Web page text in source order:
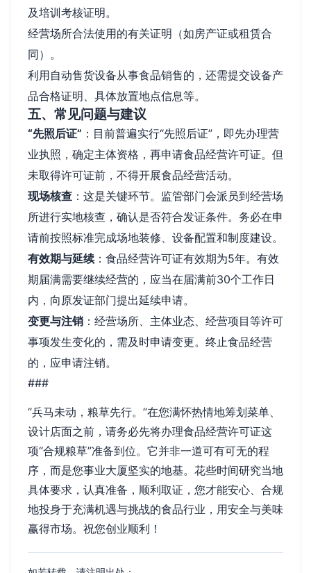
及培训考核证明。
经营场所合法使用的有关证明（如房产证或租赁合
同）。
利用自动售货设备从事食品销售的，还需提交设备产
品合格证明、具体放置地点信息等。
五、常见问题与建议
“先照后证” ：目前普遍实行“先照后证”，即先办理营
业执照，确定主体资格，再申请食品经营许可证。但
未取得许可证前，不得开展食品经营活动。
现场核查 ：这是关键环节。监管部门会派员到经营场
所进行实地核查，确认是否符合发证条件。务必在申
请前按照标准完成场地装修、设备配置和制度建设。
有效期与延续：食品经营许可证有效期为5年。有效
期届满需要继续经营的，应当在届满前30个工作日
内，向原发证部门提出延续申请。
变更与注销 ：经营场所、主体业态、经营项目等许可
事项发生变化的，需及时申请变更。终止食品经营
的，应申请注销。
###
“兵马未动，粮草先行。”在您满怀热情地筹划菜单、
设计店面之前，请务必先将办理食品经营许可证这
项“合规粮草”准备到位。它并非一道可有可无的程
序，而是您事业大厦坚实的地基。花些时间研究当地
具体要求，认真准备，顺利取证，您才能安心、合规
地投身于充满机遇与挑战的食品行业，用安全与美味
赢得市场。祝您创业顺利！